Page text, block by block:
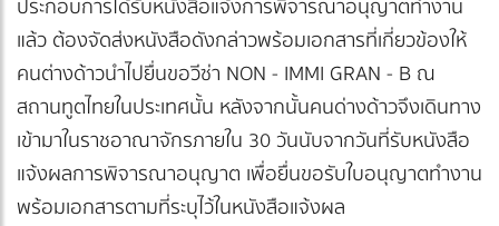
ประกอบการได้รับหนังสือแจ้งการพิจารณาอนุญาตทำงาน
แล้ว ต้องจัดส่งหนังสือดังกล่าวพร้อมเอกสารที่เกี่ยวข้องให้
คนต่างด้าวนำไปยื่นขอวีซ่า NON - IMMI GRAN - B ณ
สถานทูตไทยในประเทศนั้น หลังจากนั้นคนด่างด้าวจึงเดินทาง
เข้ามาในราชอาณาจักรภายใน 30 วันนับจากวันที่รับหนังสือ
แจ้งผลการพิจารณาอนุญาต เพื่อยื่นขอรับใบอนุญาตทำงาน
พร้อมเอกสารตามที่ระบุไว้ในหนังสือแจ้งผล